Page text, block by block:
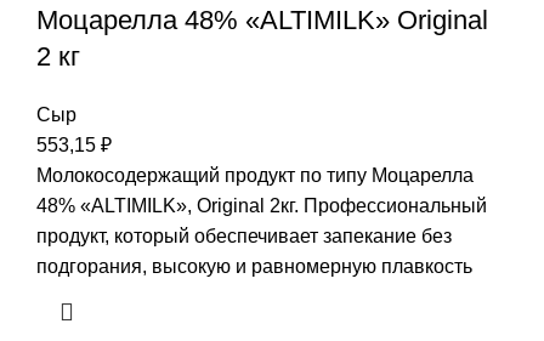
Моцарелла 48% «ALTIMILK» Original
2 кг
Сыр
553,15 ₽
Молокосодержащий продукт по типу Моцарелла
48% «ALTIMILK», Original 2кг. Профессиональный
продукт, который обеспечивает запекание без
подгорания, высокую и равномерную плавкость